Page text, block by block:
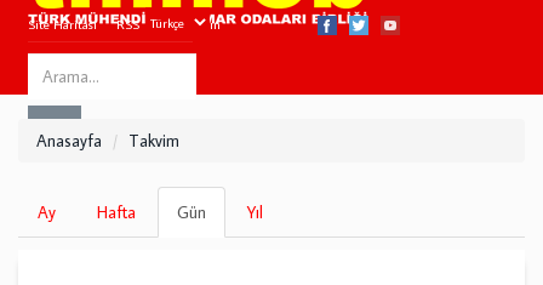
Site Haritası RSS Bize Ulaşın
Search
this
Anasayfa Takvim
Birincil
sekmeler
Ay Hafta Gün
sekme)
Yıl